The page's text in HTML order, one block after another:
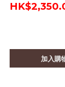
加入購